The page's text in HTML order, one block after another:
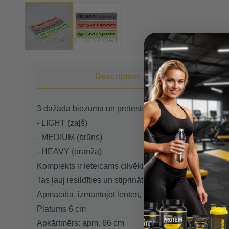
Description
3 dažāda biezuma un pretestības pretestības joslu
- LIGHT (zaļš)
- MEDIUM (brūns)
- HEAVY (oranža)
Komplekts ir ieteicams cilvēkiem, kuri nodarbojas
Tas ļauj iesildīties un stiprināt visu ķermeni,
Apmācība, izmantojot lentes, pareizi veido ķermeni
Platums 6 cm
Apkārtmērs: apm. 66 cm